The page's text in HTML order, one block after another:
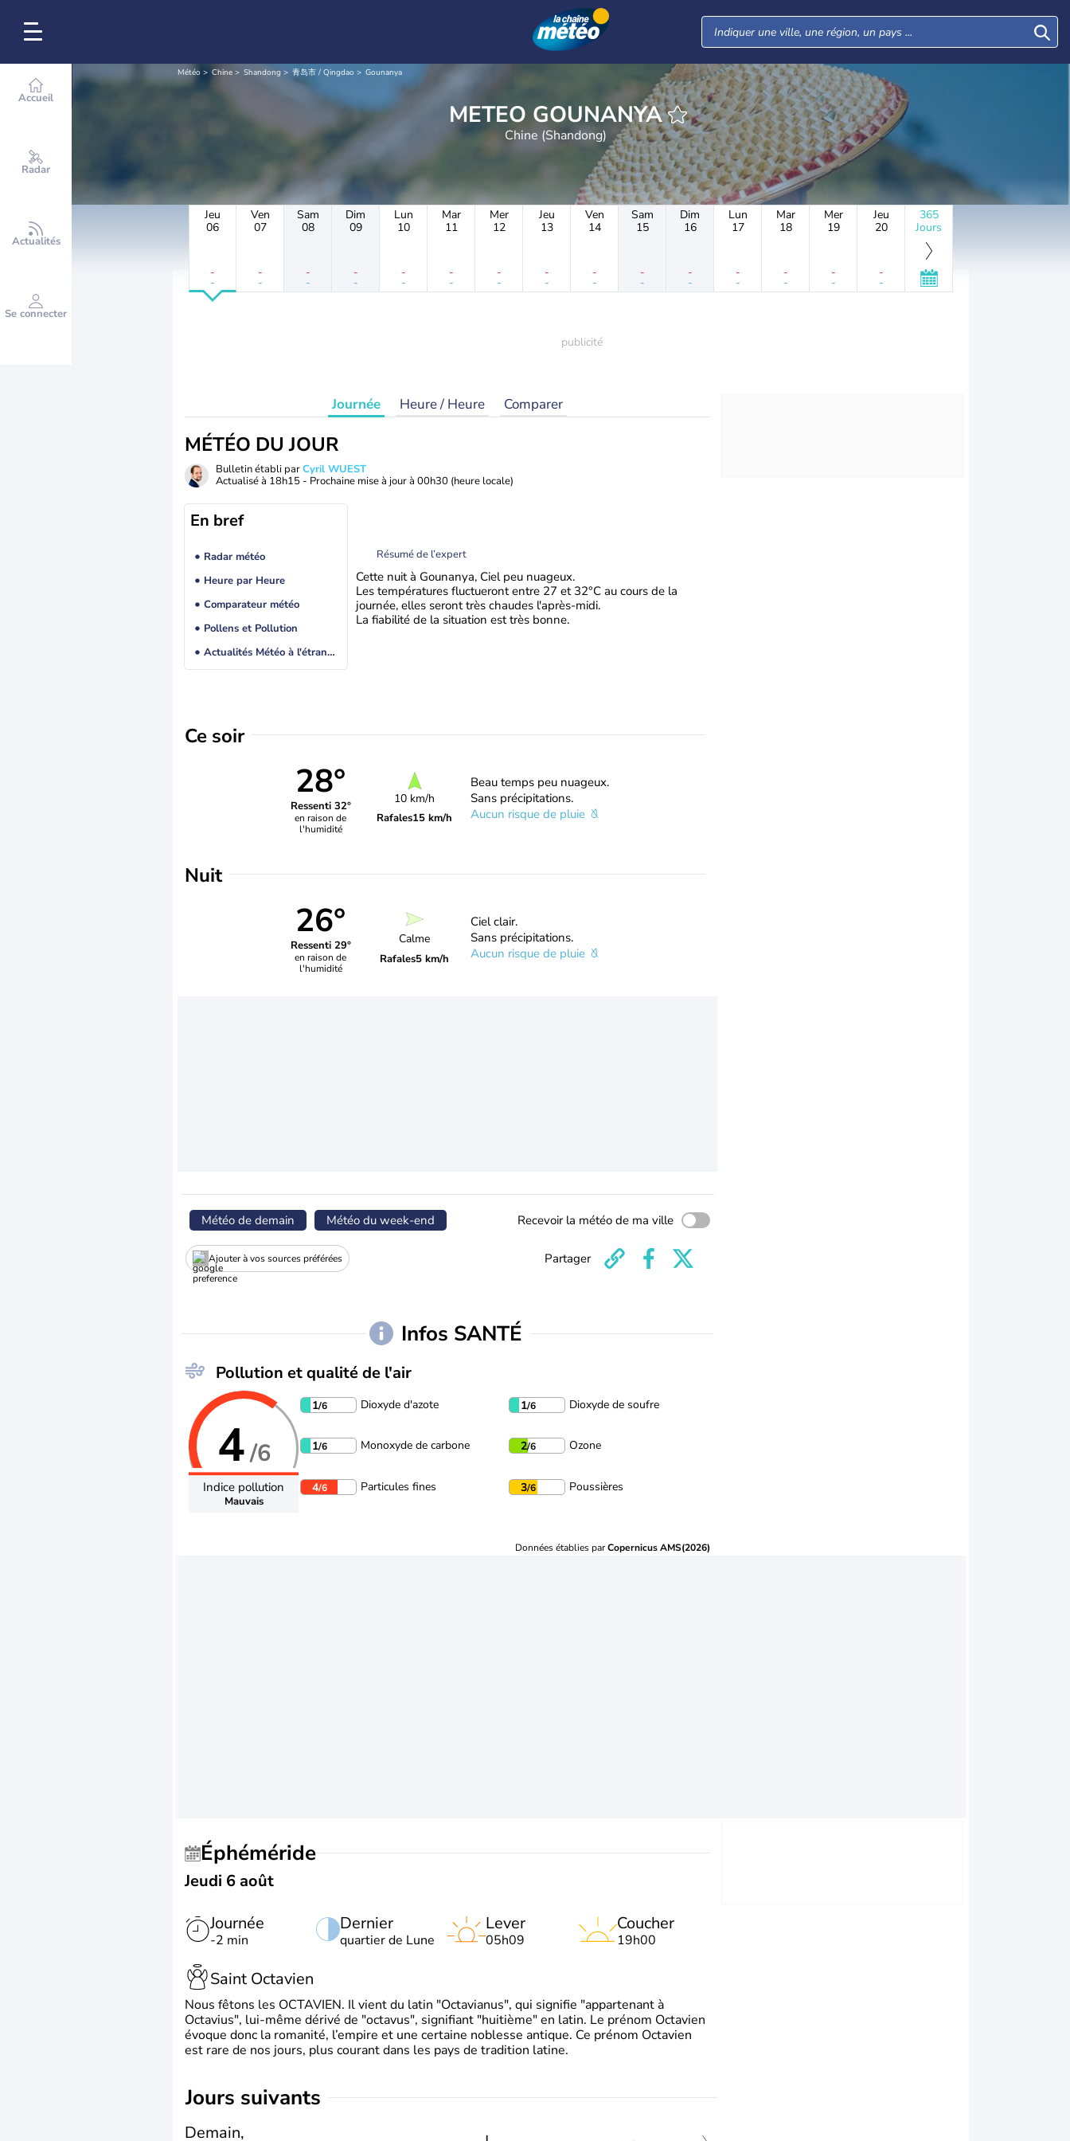
Accueil
Radar
Actualités
Se connecter
Météo Chine Shandong 青岛市 / Qingdao Gounanya
METEO GOUNANYA
Chine (Shandong)
Jeu
06
-
-
Ven
07
-
-
Sam
08
-
-
Dim
09
-
-
Lun
10
-
-
Mar
11
-
-
Mer
12
-
-
Jeu
13
-
-
Ven
14
-
-
Sam
15
-
-
Dim
16
-
-
Lun
17
-
-
Mar
18
-
-
Mer
19
-
-
Jeu
20
-
-
365
Jours
Journée Heure / Heure Comparer
MÉTÉO DU JOUR
Bulletin établi parCyril WUEST
Actualisé à 18h15 - Prochaine mise à jour à 00h30 (heure locale)
En bref
Radar météo
Heure par Heure
Comparateur météo
Pollens et Pollution
Actualités Météo à l'étranger
Résumé de l’expert
Cette nuit à Gounanya, Ciel peu nuageux.
Les températures fluctueront entre 27 et 32°C au cours de la
journée, elles seront très chaudes l'après-midi.
La fiabilité de la situation est très bonne.
Ce soir
28°
Ressenti 32°
en raison de
l'humidité
10 km/h
Rafales15 km/h
Beau temps peu nuageux.
Sans précipitations.
Aucun risque de pluie
Nuit
26°
Ressenti 29°
en raison de
l'humidité
Calme
Rafales5 km/h
Ciel clair.
Sans précipitations.
Aucun risque de pluie
Météo de demain Météo du week-end Recevoir la météo de ma ville
Ajouter à vos sources préférées Partager
Infos SANTÉ
Pollution et qualité de l'air
4/6
Indice pollution
Mauvais
1/6 Dioxyde d'azote 1/6 Dioxyde de soufre
1/6 Monoxyde de carbone 2/6 Ozone
4/6 Particules fines 3/6 Poussières
Données établies parCopernicus AMS(2026)
Éphéméride
Jeudi 6 août
Journée
-2 min
Dernier
quartier de Lune
Lever
05h09
Coucher
19h00
Saint Octavien
Nous fêtons les OCTAVIEN. Il vient du latin "Octavianus", qui signifie "appartenant à
Octavius", lui-même dérivé de "octavus", signifiant "huitième" en latin. Le prénom Octavien
évoque donc la romanité, l’empire et une certaine noblesse antique. Ce prénom Octavien
est rare de nos jours, plus courant dans les pays de tradition latine.
jours suivants
Demain,